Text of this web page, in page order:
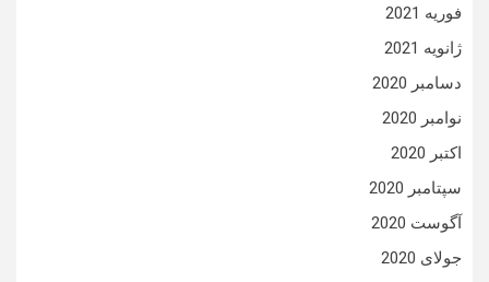
فوریه 2021
ژانویه 2021
دسامبر 2020
نوامبر 2020
اکتبر 2020
سپتامبر 2020
آگوست 2020
جولای 2020